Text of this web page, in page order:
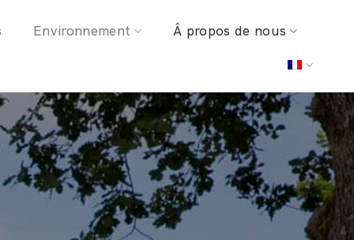
Environnement Â propos de nous